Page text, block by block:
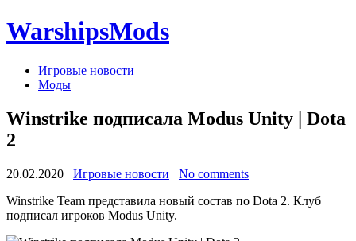
WarshipsMods
Игровые новости
Моды
Winstrike подписала Modus Unity | Dota
2
20.02.2020 Игровые новости
No comments
Winstrike Team представила новый состав по Dota 2. Клуб
подписал игроков Modus Unity.